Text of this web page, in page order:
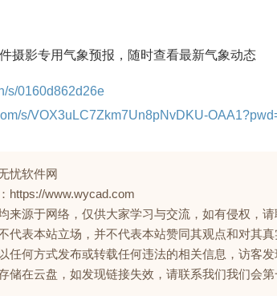
摄影专用气象预报，随时查看最新气象动态
s/0160d862d26e
s/VOX3uLC7Zkm7Un8pNvDKU-
忧软件网
https://www.wycad.com
来源于网络，仅供大家学习与交流，如有侵权，
代表本站立场，并不代表本站赞同其观点和对其真
任何方式发布或转载任何违法的相关信息，访客
储在云盘，如发现链接失效，请联系我们我们会